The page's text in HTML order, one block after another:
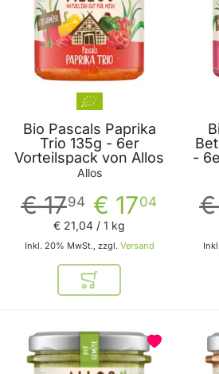
Bio Pascals Paprika
Trio 135g - 6er
Vorteilspack von Allos
Allos
€ 1704
€ 1794
Inkl. 20% MwSt., zzgl. Versand
€ 21,04 / 1 kg
In den Warenkorb
-
€